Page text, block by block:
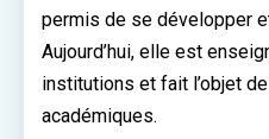
permis de se développer
Aujourd’hui, elle est
institutions et fait l’objet
académiques.